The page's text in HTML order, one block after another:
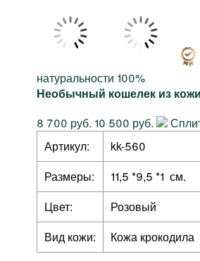
натуральности 100%
Необычный кошелек из
8 700 руб. 10 500 руб.
Артикул:
kk-560
Размеры:
11,5 *9,5 *1 см.
Цвет:
Розовый
Вид кожи:
Кожа крокодила